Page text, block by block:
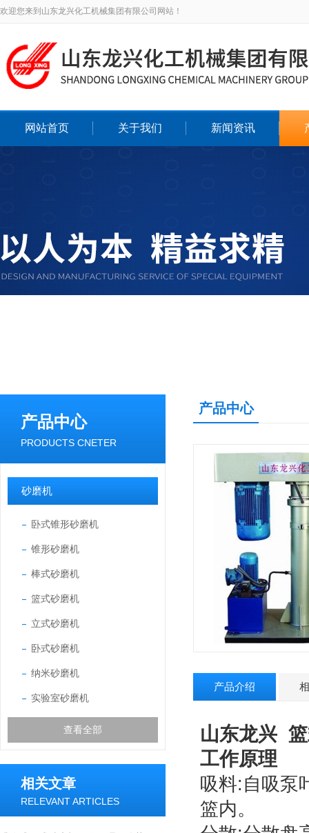
欢迎您来到山东龙兴化工机械集团有限公司网站！
网站首页 关于我们 新闻资讯
产品中心
PRODUCTS CNETER
砂磨机
卧式锥形砂磨机
锥形砂磨机
棒式砂磨机
篮式砂磨机
立式砂磨机
卧式砂磨机
纳米砂磨机
实验室砂磨机
查看全部
相关文章
RELEVANT ARTICLES
产品中心
产品介绍
山东龙兴
工作原理
吸料:自吸泵
篮内。